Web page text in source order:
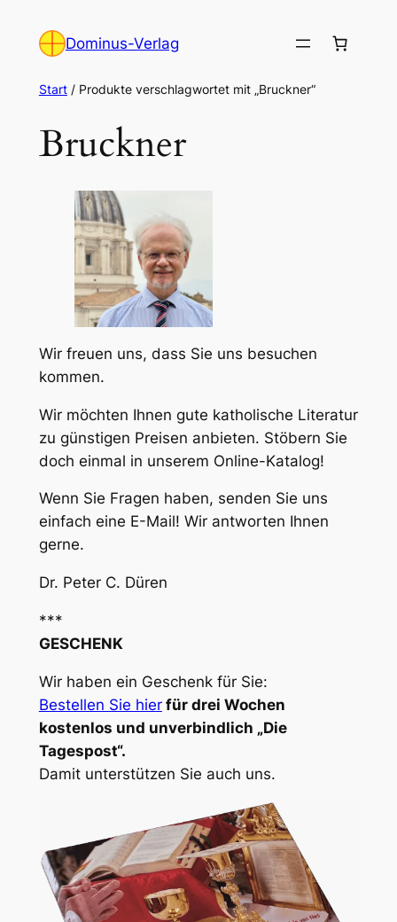
Inhalt
Dominus-Verlag
Start/ Produkte verschlagwortet mit „Bruckner“
Bruckner
Wir freuen uns, dass Sie uns besuchen
kommen.
Wir möchten Ihnen gute katholische Literatur
zu günstigen Preisen anbieten. Stöbern Sie
doch einmal in unserem Online-Katalog!
Wenn Sie Fragen haben, senden Sie uns
einfach eine E-Mail! Wir antworten Ihnen
gerne.
Dr. Peter C. Düren
***
GESCHENK
Wir haben ein Geschenk für Sie:
Bestellen Sie hier für drei Wochen
kostenlos und unverbindlich „Die
Tagespost“.
Damit unterstützen Sie auch uns.